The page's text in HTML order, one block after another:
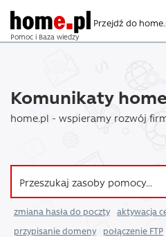
Pomoc i Baza wiedzy
Przejdź do
Komunikaty
home.pl - wspieramy rozwój
zmiana hasła do poczty
aktywacja
przypisanie domeny
połączenie FTP